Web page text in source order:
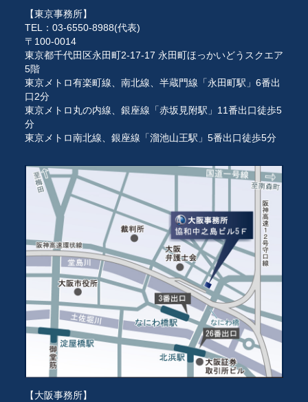
【東京事務所】
TEL：03-6550-8988(代表)
〒100-0014
東京都千代田区永田町2-17-17 永田町ほっかいどうスクエア
5階
東京メトロ有楽町線、南北線、半蔵門線「永田町駅」6番出
口2分
東京メトロ丸の内線、銀座線「赤坂見附駅」11番出口徒歩5
分
東京メトロ南北線、銀座線「溜池山王駅」5番出口徒歩5分
【大阪事務所】